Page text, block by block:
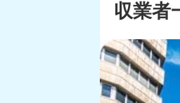
収業者